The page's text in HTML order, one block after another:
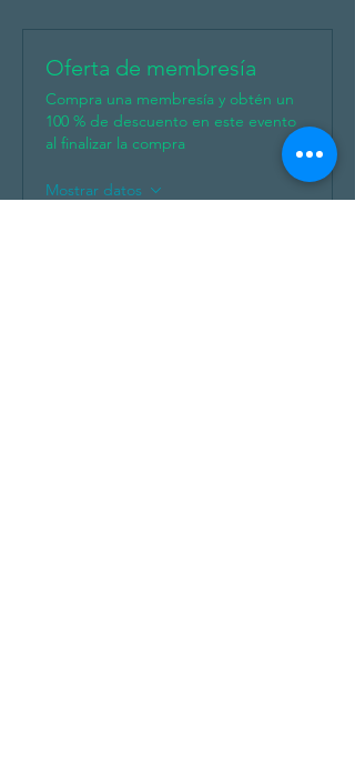
Oferta de membresía
Compra una membresía y obtén un
100 % de descuento en este evento
al finalizar la compra
Mostrar datos